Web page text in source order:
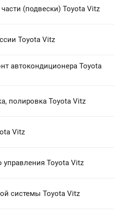
(подвески) Toyota Vitz
Toyota Vitz
автокондиционера Toyota
полировка Toyota Vitz
Vitz
управления Toyota Vitz
системы Toyota Vitz